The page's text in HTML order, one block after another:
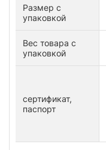
Размер с
упаковкой
Вес товара с
упаковкой
сертификат,
паспорт